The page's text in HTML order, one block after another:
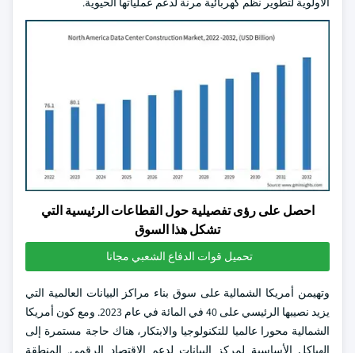
احصل على رؤى تفصيلية حول القطاعات الرئيسية التي
تشكل هذا السوق
تحميل قوات الدفاع الشعبي مجانا
وتهيمن أمريكا الشمالية على سوق بناء مراكز البيانات العالمية التي
يزيد نصيبها الرئيسي على 40 في المائة في عام 2023. ومع كون أمريكا
الشمالية محورا عالميا للتكنولوجيا والابتكار، هناك حاجة مستمرة إلى
الهياكل الأساسية لمركز البيانات لدعم الاقتصاد الرقمي. المنطقة